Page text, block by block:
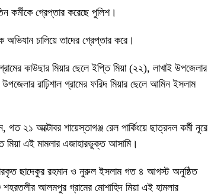
কর্মীকে গ্রেপ্তার করেছে পুলিশ।
চালিয়ে তাদের গ্রেপ্তার করে।
কাউছার মিয়ার ছেলে ইপ্তি মিয়া (২২), লাখাই উপজেলার
রাঢ়িশাল গ্রামের ফরিদ মিয়ার ছেলে আমিন ইসলাম
গত ২১ অক্টোবর শায়েস্তাগঞ্জ রেল পার্কিংয়ে ছাত্রদল কর্মী নূরে
মিয়া এই মামলার এজাহারভুক্ত আসামি।
ছাদেকুর রহমান ও নুরুল ইসলাম গত ৪ আগস্ট অনুষ্ঠিত
আলমপুর গ্রামের মোশাহিদ মিয়া এই হামলার